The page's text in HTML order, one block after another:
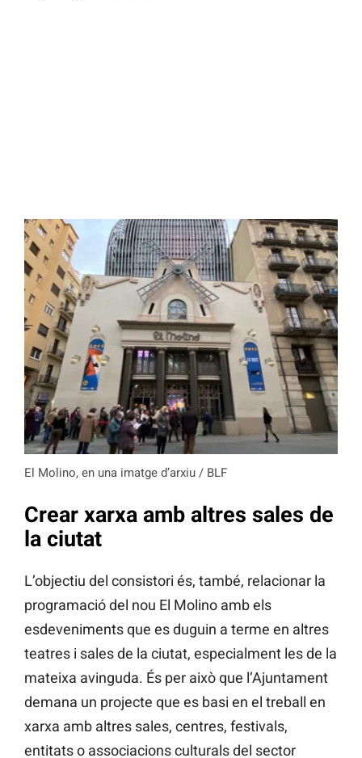
El Molino, en una imatge d’arxiu / BLF
Crear xarxa amb altres sales de
la ciutat
L’objectiu del consistori és, també, relacionar la
programació del nou El Molino amb els
esdeveniments que es duguin a terme en altres
teatres i sales de la ciutat, especialment les de la
mateixa avinguda. És per això que l’Ajuntament
demana un projecte que es basi en el treball en
xarxa amb altres sales, centres, festivals,
entitats o associacions culturals del sector